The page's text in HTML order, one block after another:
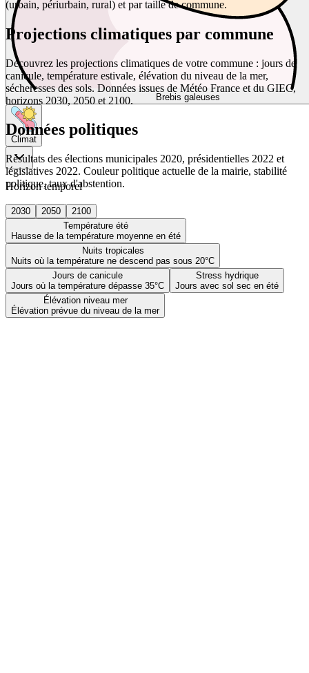
Brebis galeuses
Climat
Horizon temporel
2030 2050
2100
Température été
Hausse de la température moyenne en été
Nuits tropicales
Nuits où la température ne descend pas sous 20°C
Jours de canicule
Jours où la température dépasse 35°C
Stress hydrique
Jours avec sol sec en été
Élévation niveau mer
Élévation prévue du niveau de la mer
(urbain, périurbain, rural) et par taille de commune.
Projections climatiques par commune
Découvrez les projections climatiques de votre commune : jours de
canicule, température estivale, élévation du niveau de la mer,
sécheresses des sols. Données issues de Météo France et du GIEC,
horizons 2030, 2050 et 2100.
Données politiques
Résultats des élections municipales 2020, présidentielles 2022 et
législatives 2022. Couleur politique actuelle de la mairie, stabilité
politique, taux d'abstention.